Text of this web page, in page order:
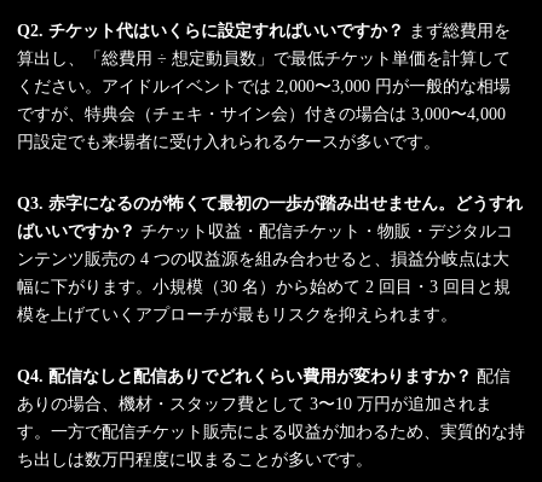
Q2. チケット代はいくらに設定すればいいですか？
まず総費用を
算出し、「総費用 ÷ 想定動員数」で最低チケット単価を計算して
ください。アイドルイベントでは 2,000〜3,000 円が一般的な相場
ですが、特典会（チェキ・サイン会）付きの場合は 3,000〜4,000
円設定でも来場者に受け入れられるケースが多いです。
Q3. 赤字になるのが怖くて最初の一歩が踏み出せません。どうすれ
ばいいですか？ チケット収益・配信チケット・物販・デジタルコ
ンテンツ販売の 4 つの収益源を組み合わせると、損益分岐点は大
幅に下がります。小規模（30 名）から始めて 2 回目・3 回目と規
模を上げていくアプローチが最もリスクを抑えられます。
Q4. 配信なしと配信ありでどれくらい費用が変わりますか？ 配信
ありの場合、機材・スタッフ費として 3〜10 万円が追加されま
す。一方で配信チケット販売による収益が加わるため、実質的な持
ち出しは数万円程度に収まることが多いです。